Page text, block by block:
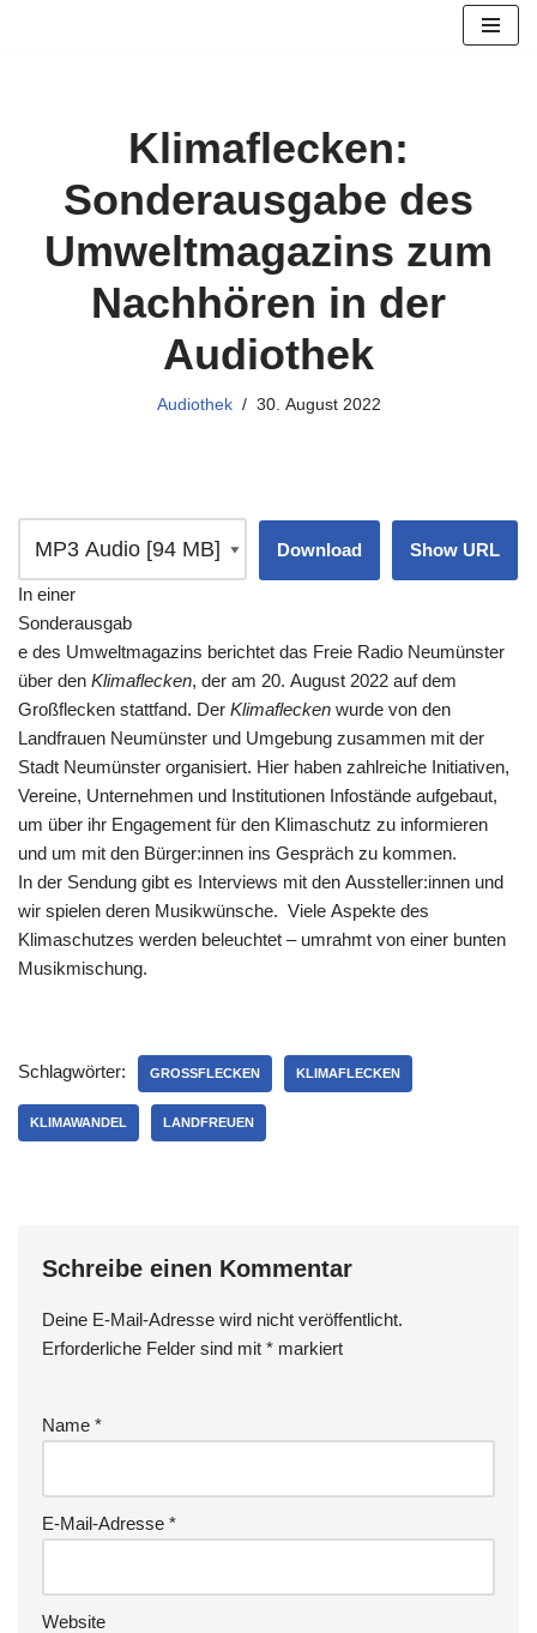
Klimaflecken:
Sonderausgabe des
Umweltmagazins zum
Nachhören in der
Audiothek
Audiothek 30. August 2022
Download Show URL
In einer
Sonderausgab
e des Umweltmagazins berichtet das Freie Radio Neumünster
über den Klimaflecken, der am 20. August 2022 auf dem
Großflecken stattfand. Der Klimaflecken wurde von den
Landfrauen Neumünster und Umgebung zusammen mit der
Stadt Neumünster organisiert. Hier haben zahlreiche Initiativen,
Vereine, Unternehmen und Institutionen Infostände aufgebaut,
um über ihr Engagement für den Klimaschutz zu informieren
und um mit den Bürger:innen ins Gespräch zu kommen.
In der Sendung gibt es Interviews mit den Aussteller:innen und
wir spielen deren Musikwünsche. Viele Aspekte des
Klimaschutzes werden beleuchtet – umrahmt von einer bunten
Musikmischung.
Schlagwörter: GROSSFLECKEN KLIMAFLECKEN
KLIMAWANDEL LANDFREUEN
Schreibe einen Kommentar
Deine E-Mail-Adresse wird nicht veröffentlicht.
Erforderliche Felder sind mit * markiert
Name *
E-Mail-Adresse *
Website